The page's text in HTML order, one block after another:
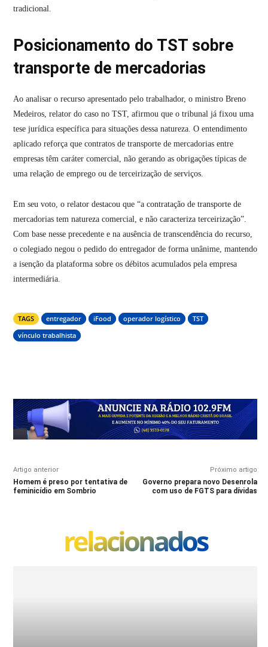
tradicional.
Posicionamento do TST sobre
transporte de mercadorias
Ao analisar o recurso apresentado pelo trabalhador, o ministro Breno
Medeiros, relator do caso no TST, afirmou que o tribunal já fixou uma
tese jurídica específica para situações dessa natureza. O entendimento
aplicado reforça que contratos de transporte de mercadorias entre
empresas têm caráter comercial, não gerando as obrigações típicas de
uma relação de emprego ou de terceirização de serviços.
Em seu voto, o relator destacou que “a contratação de transporte de
mercadorias tem natureza comercial, e não caracteriza terceirização”.
Com base nesse precedente e na ausência de transcendência do recurso,
o colegiado negou o pedido do entregador de forma unânime, mantendo
a isenção da plataforma sobre os débitos acumulados pela empresa
intermediária.
TAGS entregador iFood operador logístico
TST
vínculo trabalhista
Artigo anterior
Homem é preso por tentativa de
feminicídio em Sombrio
Próximo artigo
Governo prepara novo Desenrola
com uso de FGTS para dívidas
relacionados